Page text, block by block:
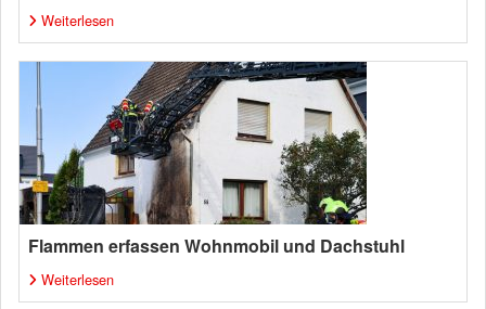
Weiterlesen
Flammen erfassen Wohnmobil und Dachstuhl
Weiterlesen